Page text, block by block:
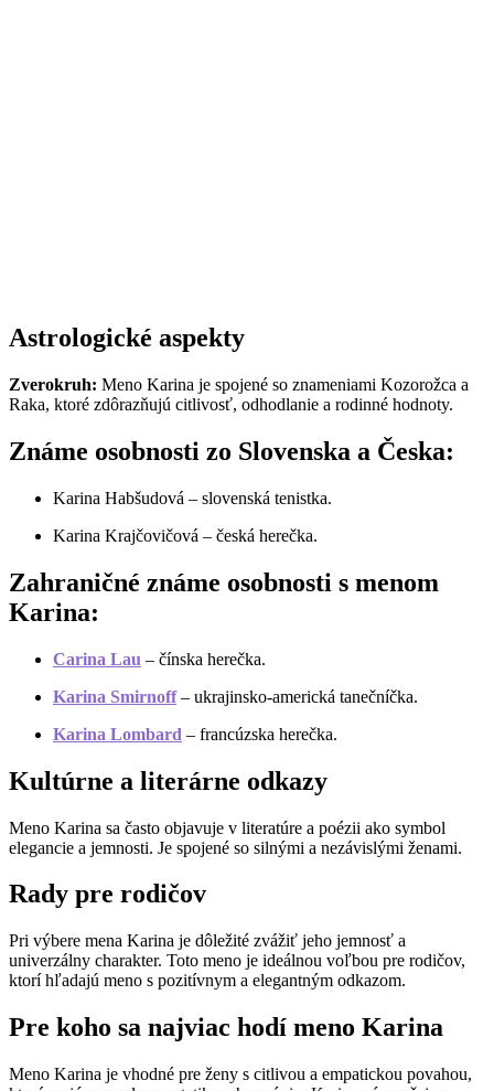
Astrologické aspekty
Zverokruh: Meno Karina je spojené so znameniami Kozorožca a
Raka, ktoré zdôrazňujú citlivosť, odhodlanie a rodinné hodnoty.
Známe osobnosti zo Slovenska a Česka:
Karina Habšudová – slovenská tenistka.
Karina Krajčovičová – česká herečka.
Zahraničné známe osobnosti s menom
Karina:
Carina Lau – čínska herečka.
Karina Smirnoff– ukrajinsko-americká tanečníčka.
Karina Lombard – francúzska herečka.
Kultúrne a literárne odkazy
Meno Karina sa často objavuje v literatúre a poézii ako symbol
elegancie a jemnosti. Je spojené so silnými a nezávislými ženami.
Rady pre rodičov
Pri výbere mena Karina je dôležité zvážiť jeho jemnosť a
univerzálny charakter. Toto meno je ideálnou voľbou pre rodičov,
ktorí hľadajú meno s pozitívnym a elegantným odkazom.
Pre koho sa najviac hodí meno Karina
Meno Karina je vhodné pre ženy s citlivou a empatickou povahou,